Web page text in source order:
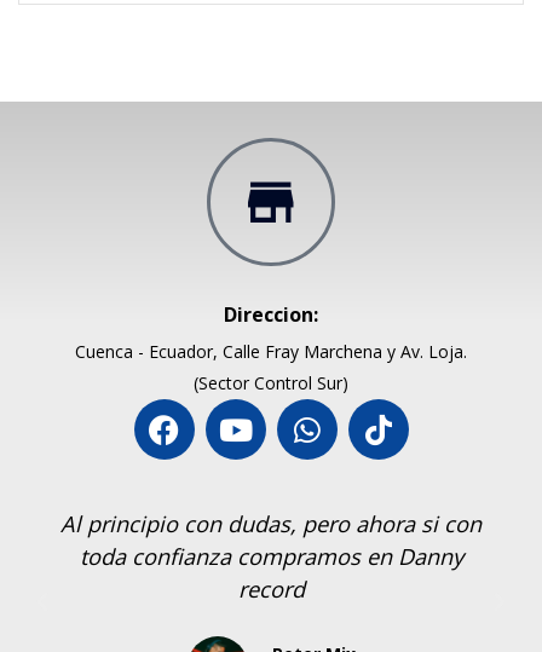
Direccion:
Cuenca - Ecuador, Calle Fray Marchena y Av. Loja.
(Sector Control Sur)
Al principio con dudas, pero ahora si con
toda confianza compramos en Danny
record